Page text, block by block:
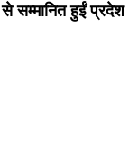
सम्मानित हुईं प्रदेश